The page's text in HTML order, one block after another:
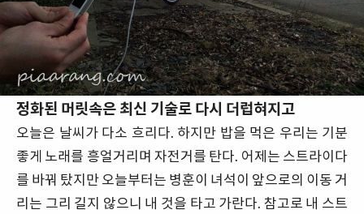
정화된 머릿속은 최신 기술로 다시 더럽혀지고
오늘은 날씨가 다소 흐리다. 하지만 밥을 먹은 우리는 기분
좋게 노래를 흥얼거리며 자전거를 탄다. 어제는 스트라이다
를 바꿔 탔지만 오늘부터는 병훈이 녀석이 앞으로의 이동 거
리는 그리 길지 않으니 내 것을 타고 가란다. 참고로 내 스트